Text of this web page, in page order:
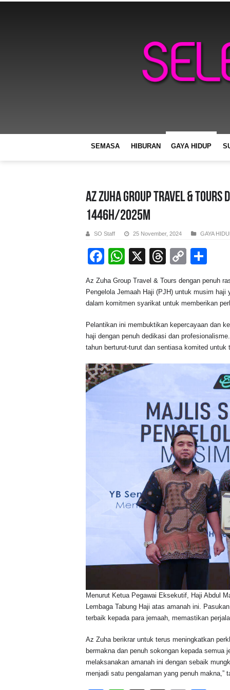
SEMASA HIBURAN GAYA HIDUP
Az Zuha Group Travel & Tours
1446H/2025M
SO Staff 25 November, 2024 GAYA
F
c
e
b
o
o
k
W
at
s
A
p
p
X
T
e
a
d
s
C
p
y
Li
n
k
ar
e
Az Zuha Group Travel & Tours dengan penuh
Pengelola Jemaah Haji (PJH) untuk musim
dalam komitmen syarikat untuk memberikan
Pelantikan ini membuktikan kepercayaan dan
haji dengan penuh dedikasi dan
tahun berturut-turut dan sentiasa komited untuk
Menurut Ketua Pegawai Eksekutif, Haji Abdul
Lembaga Tabung Haji atas amanah ini.
terbaik kepada para jemaah, memastikan
Az Zuha berikrar untuk terus meningkatkan
bermakna dan penuh sokongan kepada semua
melaksanakan amanah ini dengan sebaik
menjadi satu pengalaman yang penuh makna,”